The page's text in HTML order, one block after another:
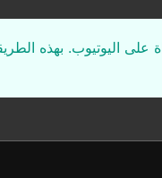
على اليوتيوب. بهذه